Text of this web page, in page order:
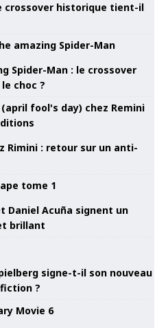
crossover historique tient-il
Spider-Man : le crossover
choc ?
Rimini : retour sur un anti-
Daniel Acuña signent un
brillant
signe-t-il son nouveau
?